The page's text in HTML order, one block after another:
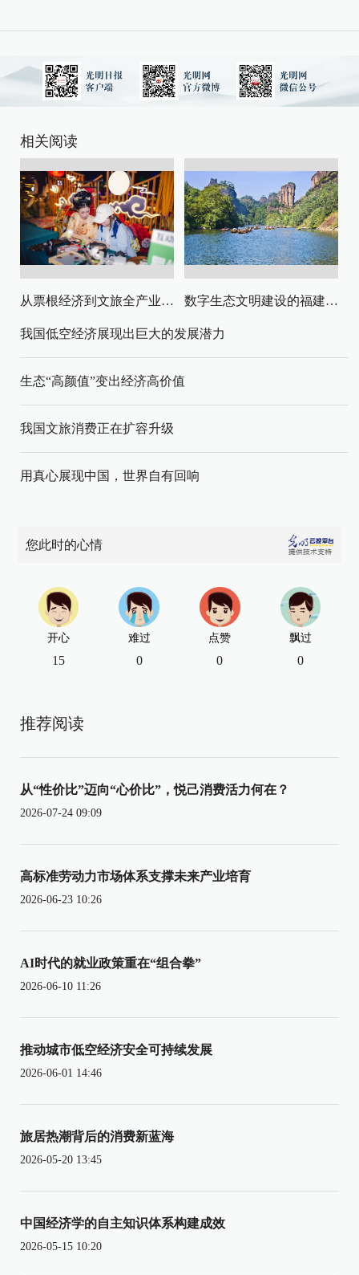
相关阅读
从票根经济到文旅全产业链升级 数字生态文明建设的福建路径与启示
我国低空经济展现出巨大的发展潜力
生态“高颜值”变出经济高价值
我国文旅消费正在扩容升级
用真心展现中国，世界自有回响
您此时的心情
开心
15
难过
0
点赞
0
飘过
0
推荐阅读
从“性价比”迈向“心价比”，悦己消费活力何在？
2026-07-24 09:09
高标准劳动力市场体系支撑未来产业培育
2026-06-23 10:26
AI时代的就业政策重在“组合拳”
2026-06-10 11:26
推动城市低空经济安全可持续发展
2026-06-01 14:46
旅居热潮背后的消费新蓝海
2026-05-20 13:45
中国经济学的自主知识体系构建成效
2026-05-15 10:20